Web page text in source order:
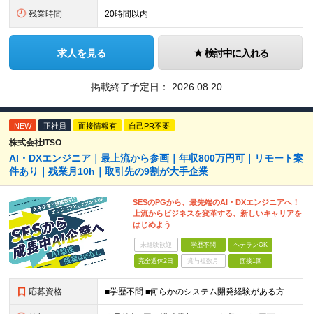
残業時間 20時間以内
求人を見る 検討中に入れる
掲載終了予定日： 2026.08.20
NEW 正社員 面接情報有 自己PR不要
株式会社ITSO
AI・DXエンジニア｜最上流から参画｜年収800万円可｜リモート案
件あり｜残業月10h｜取引先の9割が大手企業
SESのPGから、最先端のAI・DXエンジニアへ！
上流からビジネスを変革する、新しいキャリアを
はじめよう
未経験歓迎 学歴不問 ベテランOK
完全週休2日 賞与複数月 面接1回
応募資格 ■学歴不問 ■何らかのシステム開発経験がある方（言語不問） ※プログラミング経験1年～程度の経験が浅い方も歓迎します！ ≪以下のような方を歓迎します≫ ■長期プロジェクトで、クライアントの課題解決に